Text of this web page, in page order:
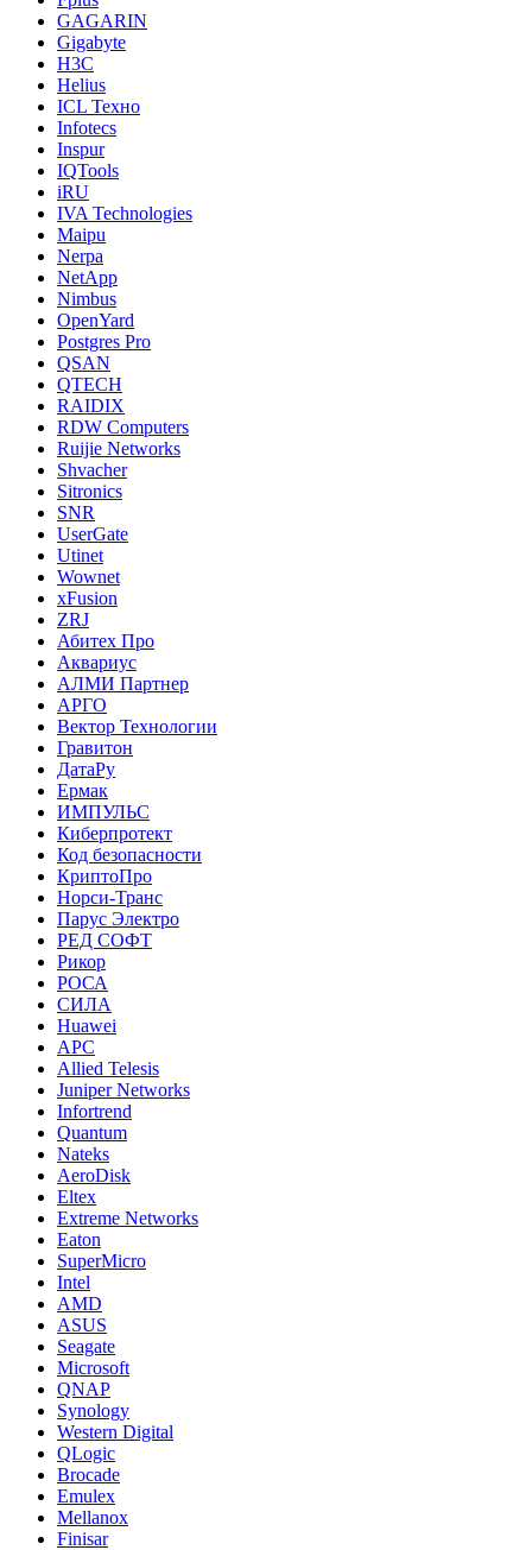
GAGARIN
Gigabyte
H3C
Helius
ICL Техно
Infotecs
Inspur
IQTools
iRU
IVA Technologies
Maipu
Nerpa
NetApp
Nimbus
OpenYard
Postgres Pro
QSAN
QTECH
RAIDIX
RDW Computers
Ruijie Networks
Shvacher
Sitronics
SNR
UserGate
Utinet
Wownet
xFusion
ZRJ
Абитех Про
Аквариус
АЛМИ Партнер
АРГО
Вектор Технологии
Гравитон
ДатаРу
Ермак
ИМПУЛЬС
Киберпротект
Код безопасности
КриптоПро
Норси-Транс
Парус Электро
РЕД СОФТ
Рикор
РОСА
СИЛА
Huawei
APC
Allied Telesis
Juniper Networks
Infortrend
Quantum
Nateks
AeroDisk
Eltex
Extreme Networks
Eaton
SuperMicro
Intel
AMD
ASUS
Seagate
Microsoft
QNAP
Synology
Western Digital
QLogic
Brocade
Emulex
Mellanox
Finisar